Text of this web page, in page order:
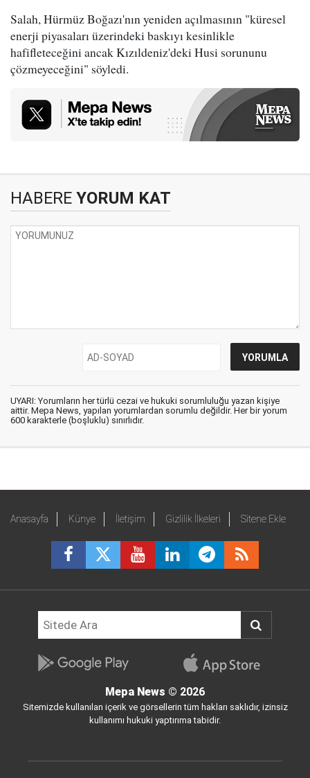
Salah, Hürmüz Boğazı'nın yeniden açılmasının "küresel
enerji piyasaları üzerindeki baskıyı kesinlikle
hafifleteceğini ancak Kızıldeniz'deki Husi sorununu
çözmeyeceğini" söyledi.
HABERE YORUM KAT
UYARI: Yorumların her türlü cezai ve hukuki sorumluluğu yazan kişiye
aittir. Mepa News, yapılan yorumlardan sorumlu değildir. Her bir yorum
600 karakterle (boşluklu) sınırlıdır.
Anasayfa Künye İletişim Gizlilik İlkeleri Sitene Ekle
Mepa News © 2026
Sitemizde kullanılan içerik ve görsellerin tüm hakları saklıdır, izinsiz
kullanımı hukuki yaptırıma tabidir.